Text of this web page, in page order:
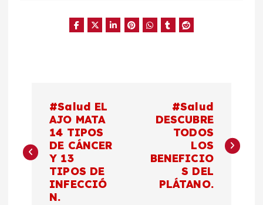
v
#Salud EL
AJO MATA
14 TIPOS
DE CÁNCER
Y 13
TIPOS DE
INFECCIÓ
N.
#Salud
DESCUBRE
TODOS
LOS
BENEFICIO
S DEL
PLÁTANO.